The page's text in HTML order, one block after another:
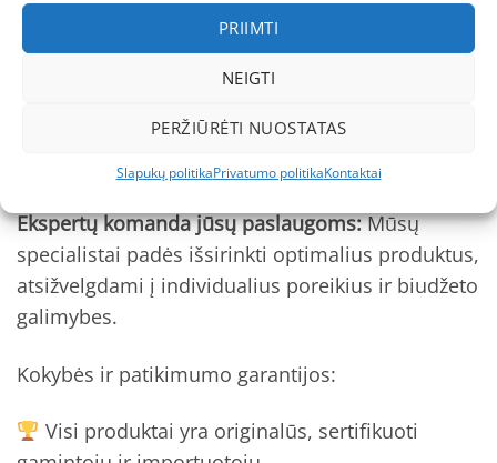
PRIIMTI
NEIGTI
PERŽIŪRĖTI NUOSTATAS
Slapukų politikaPrivatumo politikaKontaktai
ir funkcionalumo tradicijų tęsėja.
Unikalūs sprendimai:Galon® vandeniui atsparūs
audiniai, PFC-free technologijos ir ilgalaikio
Profesionali Konsultacija ir Parama
Ekspertų komanda jūsų paslaugoms:Mūsų
specialistai padės išsirinkti optimalius produktus,
atsižvelgdami į individualius poreikius ir biudžeto
galimybes.
Kokybės ir patikimumo garantijos:
Visi produktai yra originalūs, sertifikuoti